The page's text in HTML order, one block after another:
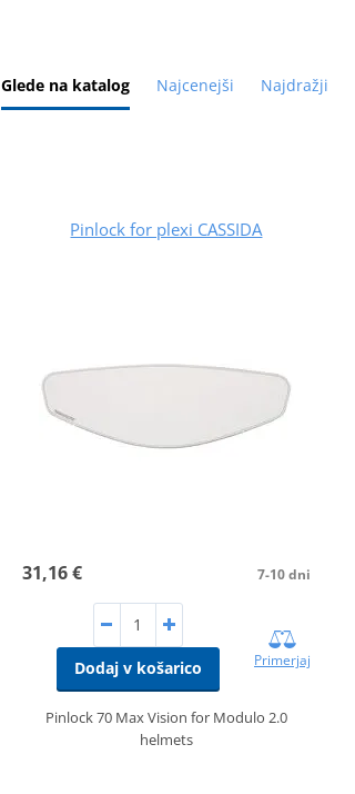
Glede na katalog Najcenejši Najdražji
Pinlock for plexi CASSIDA
31,16 € 7-10 dni
Dodaj v košarico Primerjaj
Pinlock 70 Max Vision for Modulo 2.0
helmets